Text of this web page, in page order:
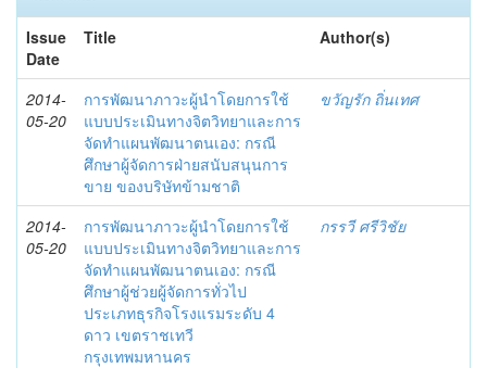
Issue
Date
Title Author(s)
2014-
05-20
การพัฒนาภาวะผู้นำโดยการใช้
แบบประเมินทางจิตวิทยาและการ
จัดทำแผนพัฒนาตนเอง: กรณี
ศึกษาผู้จัดการฝ่ายสนับสนุนการ
ขาย ของบริษัทข้ามชาติ
ขวัญรัก ถิ่นเทศ
2014-
05-20
การพัฒนาภาวะผู้นำโดยการใช้
แบบประเมินทางจิตวิทยาและการ
จัดทำแผนพัฒนาตนเอง: กรณี
ศึกษาผู้ช่วยผู้จัดการทั่วไป
ประเภทธุรกิจโรงแรมระดับ 4
ดาว เขตราชเทวี
กรุงเทพมหานคร
กรรวี ศรีวิชัย